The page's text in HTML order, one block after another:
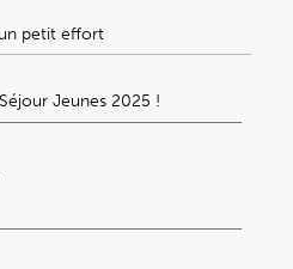
petit effort
Jeunes 2025 !